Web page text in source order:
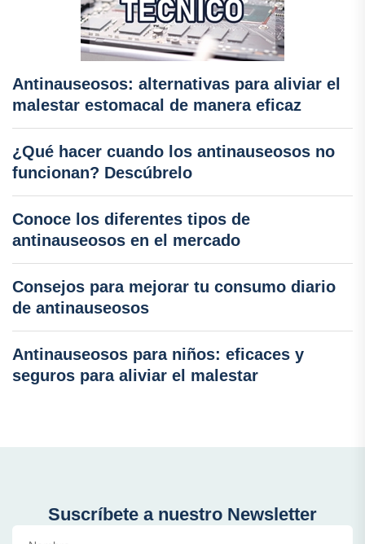
Antinauseosos: alternativas para aliviar el
malestar estomacal de manera eficaz
¿Qué hacer cuando los antinauseosos no
funcionan? Descúbrelo
Conoce los diferentes tipos de
antinauseosos en el mercado
Consejos para mejorar tu consumo diario
de antinauseosos
Antinauseosos para niños: eficaces y
seguros para aliviar el malestar
Suscríbete a nuestro Newsletter